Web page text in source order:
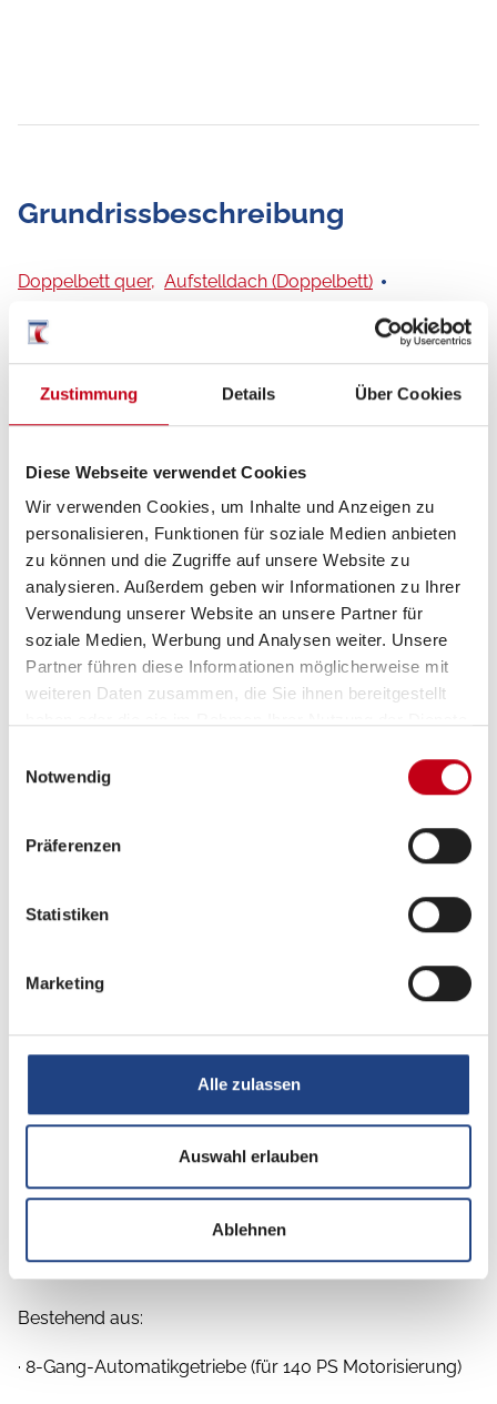
Zustimmung Details Über Cookies
Diese Webseite verwendet Cookies
Wir verwenden Cookies, um Inhalte und Anzeigen zu
personalisieren, Funktionen für soziale Medien anbieten
zu können und die Zugriffe auf unsere Website zu
analysieren. Außerdem geben wir Informationen zu Ihrer
Verwendung unserer Website an unsere Partner für
soziale Medien, Werbung und Analysen weiter. Unsere
Partner führen diese Informationen möglicherweise mit
weiteren Daten zusammen, die Sie ihnen bereitgestellt
Notwendig
Präferenzen
Statistiken
Marketing
Alle zulassen
Auswahl erlauben
Ablehnen
Grundrissbeschreibung
Doppelbett quer, Aufstelldach (Doppelbett)
Schlafplätze
Anzahl der Sitze
mit Gurt
4
Sitzgruppe Seitensitzgruppe
Infrastruktur Küche, WC
Betten
Doppelbett quer,
Aufstelldach (Doppelbett)
Tag
Beschreibung
-Fahrkomfort-Paket
Bestehend aus:
· 8-Gang-Automatikgetriebe (für 140 PS Motorisierung)